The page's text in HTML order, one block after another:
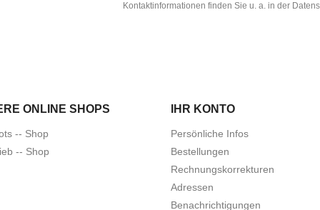
Kontaktinformationen finden Sie u. a. in der
ONLINE SHOPS
-- Shop
-- Shop
IHR KONTO
Persönliche Infos
Bestellungen
Rechnungskorrekturen
Adressen
Benachrichtigungen